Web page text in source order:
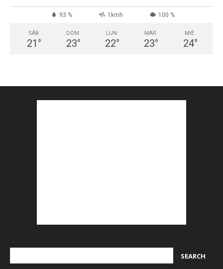
93 % 1kmh 100 %
SÁB
21 °
DOM
23°
LUN
22°
MAR
23°
MIÉ
24°